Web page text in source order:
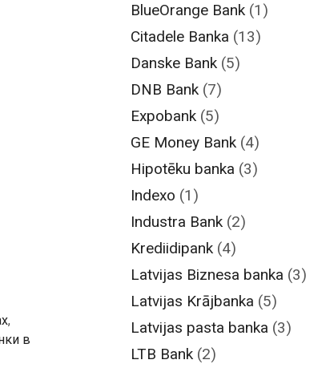
,
в
BlueOrange Bank (1)
Citadele Banka (13)
Danske Bank (5)
DNB Bank (7)
Expobank (5)
GE Money Bank (4)
Hipotēku banka (3)
Indexo (1)
Industra Bank (2)
Krediidipank (4)
Latvijas Biznesa banka (3)
Latvijas Krājbanka (5)
Latvijas pasta banka (3)
LTB Bank (2)